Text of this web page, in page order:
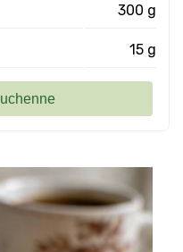
300 g
15 g